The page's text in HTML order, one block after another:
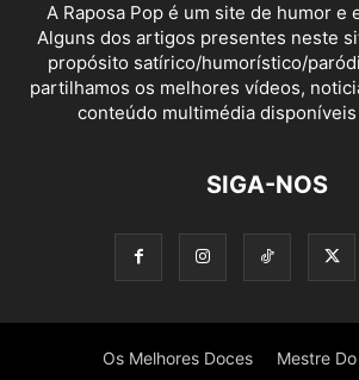
A Raposa Pop é um site de humor e
Alguns dos artigos presentes neste
propósito satírico/humorístico/
partilhamos os melhores vídeos,
conteúdo multimédia
SIGA-NOS
Os Melhores Doces Mestre